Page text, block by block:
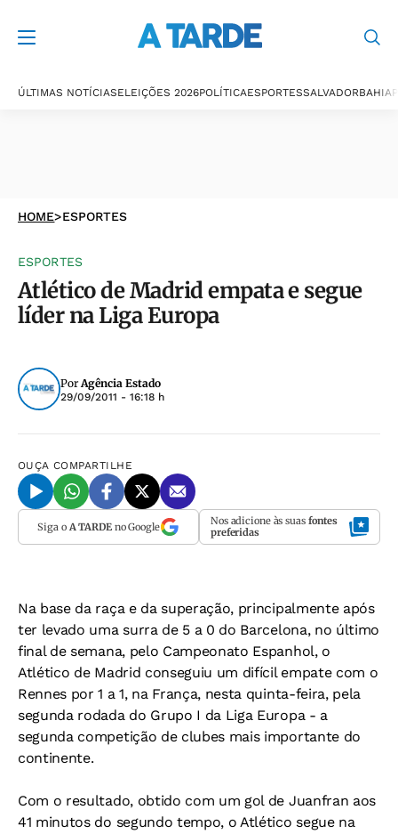
ÚLTIMAS NOTÍCIASELEIÇÕES 2026POLÍTICAESPORTESSALVADORBAHIA
HOME>ESPORTES
ESPORTES
Atlético de Madrid empata e segue
líder na Liga Europa
PorAgência Estado
29/09/2011 - 16:18 h
OUÇA COMPARTILHE
Siga o A TARDEno Google Nos adicione às suas fontes
preferidas
Na base da raça e da superação, principalmente após
ter levado uma surra de 5 a 0 do Barcelona, no último
final de semana, pelo Campeonato Espanhol, o
Atlético de Madrid conseguiu um difícil empate com o
Rennes por 1 a 1, na França, nesta quinta-feira, pela
segunda rodada do Grupo I da Liga Europa - a
segunda competição de clubes mais importante do
continente.
Com o resultado, obtido com um gol de Juanfran aos
41 minutos do segundo tempo, o Atlético segue na